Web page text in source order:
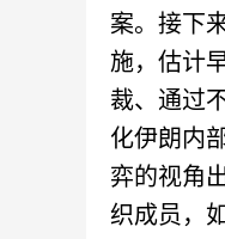
案。接下
施，估计
裁、通过
化伊朗内
弈的视角
织成员，